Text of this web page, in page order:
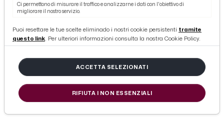
I Cinque Tibetani, esercizi per
riattivare corpo e mente
sabato 30 novembre 2013
Ci permettono di misurare il traffico e analizzarne i dati con l'obiettivo di
migliorare il nostro servizio.
Puoi resettare le tue scelte eliminado i nostri cookie persistenti tramite
questo link. Per ulteriori informazioni consulta la nostra Cookie Policy.
ACCETTA SELEZIONATI
RIFIUTA I NON ESSENZIALI